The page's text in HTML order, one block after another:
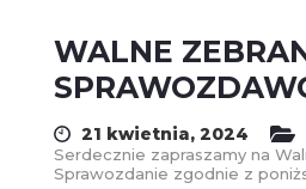
WALNE
21 kwietnia, 2024
Serdecznie zapraszamy na
Sprawozdanie zgodnie z